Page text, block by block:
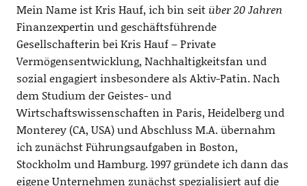
Mein Name ist Kris Hauf, ich bin seit über 20 Jahren
Finanzexpertin und geschäftsführende
Gesellschafterin bei Kris Hauf – Private
Vermögensentwicklung, Nachhaltigkeitsfan und
sozial engagiert insbesondere als Aktiv-Patin. Nach
dem Studium der Geistes- und
Wirtschaftswissenschaften in Paris, Heidelberg und
Monterey (CA, USA) und Abschluss M.A. übernahm
ich zunächst Führungsaufgaben in Boston,
Stockholm und Hamburg. 1997 gründete ich dann das
eigene Unternehmen zunächst spezialisiert auf die